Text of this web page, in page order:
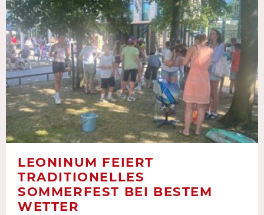
LEONINUM FEIERT
TRADITIONELLES
SOMMERFEST BEI BESTEM
WETTER